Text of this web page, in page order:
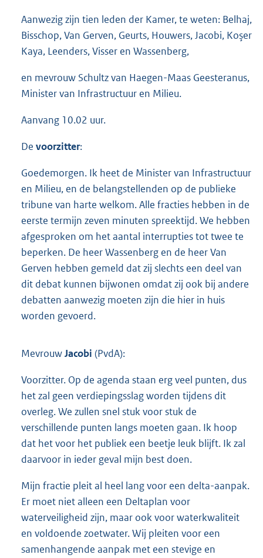
Aanwezig zijn tien leden der Kamer, te weten: Belhaj,
Bisschop, Van Gerven, Geurts, Houwers, Jacobi, Koşer
Kaya, Leenders, Visser en Wassenberg,
en mevrouw Schultz van Haegen-Maas Geesteranus,
Minister van Infrastructuur en Milieu.
Aanvang 10.02 uur.
De voorzitter:
Goedemorgen. Ik heet de Minister van Infrastructuur
en Milieu, en de belangstellenden op de publieke
tribune van harte welkom. Alle fracties hebben in de
eerste termijn zeven minuten spreektijd. We hebben
afgesproken om het aantal interrupties tot twee te
beperken. De heer Wassenberg en de heer Van
Gerven hebben gemeld dat zij slechts een deel van
dit debat kunnen bijwonen omdat zij ook bij andere
debatten aanwezig moeten zijn die hier in huis
worden gevoerd.
MevrouwJacobi (PvdA):
Voorzitter. Op de agenda staan erg veel punten, dus
het zal geen verdiepingsslag worden tijdens dit
overleg. We zullen snel stuk voor stuk de
verschillende punten langs moeten gaan. Ik hoop
dat het voor het publiek een beetje leuk blijft. Ik zal
daarvoor in ieder geval mijn best doen.
Mijn fractie pleit al heel lang voor een delta-aanpak.
Er moet niet alleen een Deltaplan voor
waterveiligheid zijn, maar ook voor waterkwaliteit
en voldoende zoetwater. Wij pleiten voor een
samenhangende aanpak met een stevige en